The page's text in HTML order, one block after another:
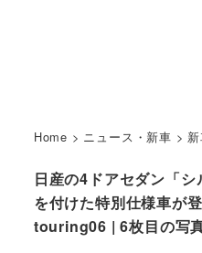
Home > ニュース・新車 >
日産の4ドアセダン「
を付けた特別仕様車が
touring06 | 6枚目の写真